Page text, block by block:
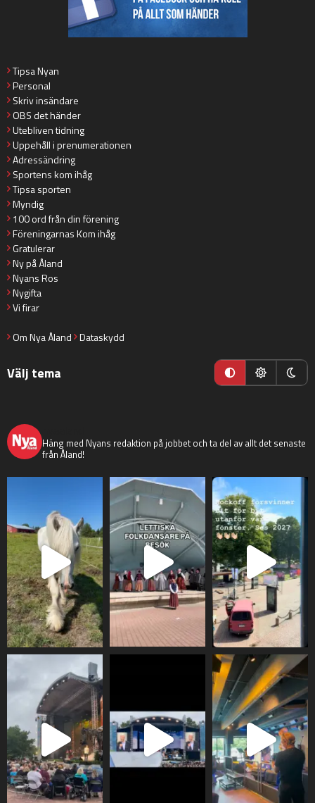
Tipsa Nyan
Personal
Skriv insändare
OBS det händer
Utebliven tidning
Uppehåll i prenumerationen
Adressändring
Sportens kom ihåg
Tipsa sporten
Myndig
100 ord från din förening
Föreningarnas Kom ihåg
Gratulerar
Ny på Åland
Nyans Ros
Nygifta
Vi firar
Om Nya Åland Dataskydd
Välj tema
Häng med Nyans redaktion på jobbet och ta del av allt det senaste
från Åland!